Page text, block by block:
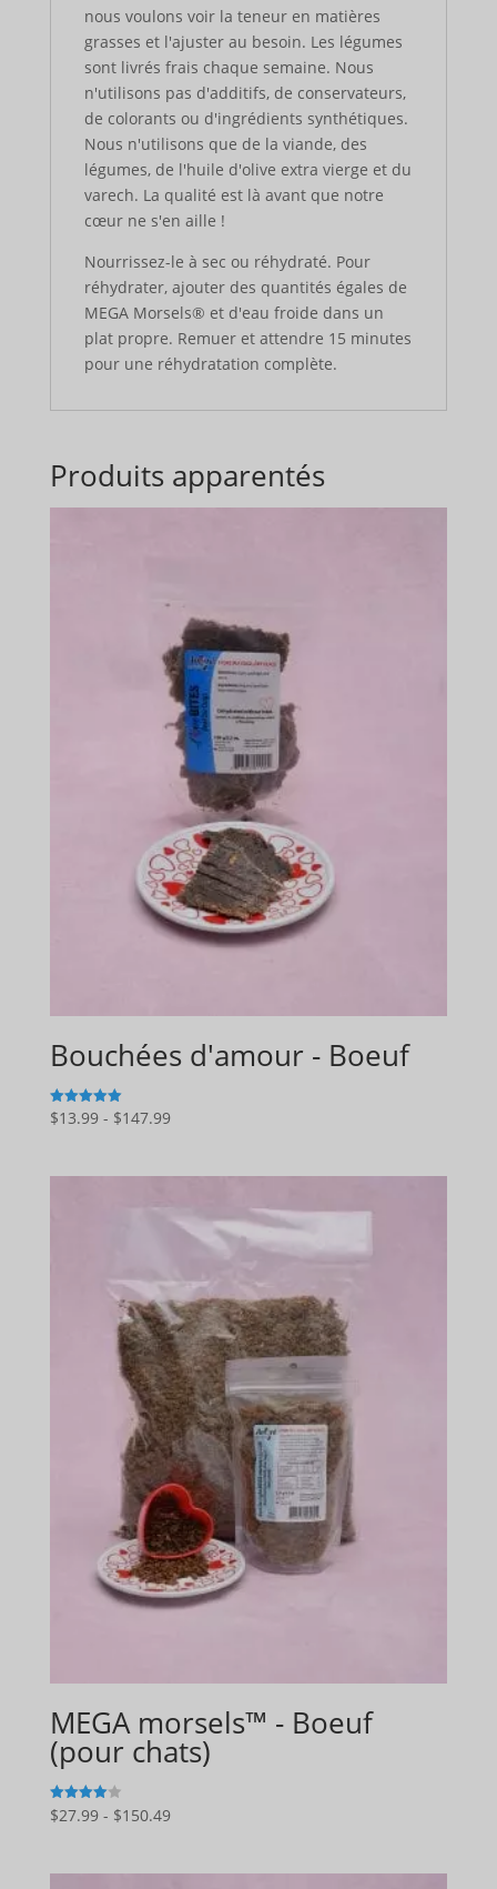
nous voulons voir la teneur en matières
grasses et l'ajuster au besoin. Les légumes
sont livrés frais chaque semaine. Nous
n'utilisons pas d'additifs, de conservateurs,
de colorants ou d'ingrédients synthétiques.
Nous n'utilisons que de la viande, des
légumes, de l'huile d'olive extra vierge et du
varech. La qualité est là avant que notre
cœur ne s'en aille !
Nourrissez-le à sec ou réhydraté. Pour
réhydrater, ajouter des quantités égales de
MEGA Morsels® et d'eau froide dans un
plat propre. Remuer et attendre 15 minutes
pour une réhydratation complète.
Produits apparentés
Bouchées d'amour - Boeuf
5
sur 5
$13.99 - $147.99Gamme
$13.99
MEGA morsels™ - Boeuf
(pour chats)
4
sur 5
$27.99 - $150.49Gamme